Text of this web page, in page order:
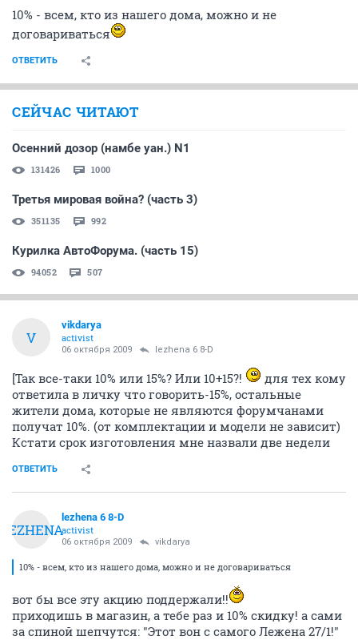
10% - всем, кто из нашего дома, можно и не
договариваться
ОТВЕТИТЬ
СЕЙЧАС ЧИТАЮТ
Осенний дозор (намбе уан.) N1
131426 1000
Третья мировая война? (часть 3)
351135 992
Курилка АвтоФорума. (часть 15)
94052 507
V
vikdarya
activist
06 октября 2009 lezhena 6 8-D
[Так все-таки 10% или 15%? Или 10+15?!
для тех кому
ответила в личку что говорить-15%, остальные
жители дома, которые не являются форумчанами
получат 10%. (от комплектации и модели не зависит)
Кстати срок изготовления мне назвали две недели
ОТВЕТИТЬ
LEZHENA
lezhena 6 8-D
activist
06 октября 2009 vikdarya
10% - всем, кто из нашего дома, можно и не договариваться
вот бы все эту акцию поддержали!!
приходишь в магазин, а тебе раз и 10% скидку! а сами
за спиной шепчутся: "Этот вон с самого Лежена 27/1!"